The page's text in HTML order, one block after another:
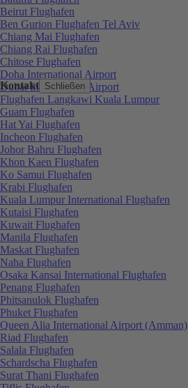
Kontakt Schließen
Beirut Flughafen
Ben Gurion Flughafen Tel Aviv
Chiang Mai Flughafen
Chiang Rai Flughafen
Chitose Flughafen
Doha International Airport
Dubai International Airport
Flughafen Langkawi Kuala Lumpur
Guam Flughafen
Hat Yai Flughafen
Incheon Flughafen
Johor Bahru Flughafen
Khon Kaen Flughafen
Ko Samui Flughafen
Krabi Flughafen
Kuala Lumpur International Flughafen
Kutaisi Flughafen
Kuwait Flughafen
Manila Flughafen
Maskat Flughafen
Naha Flughafen
Osaka Kansai International Flughafen
Penang Flughafen
Phitsanulok Flughafen
Phuket Flughafen
Queen Alia International Airport (Amman)
Riad Flughafen
Salala Flughafen
Schardscha Flughafen
Surat Thani Flughafen